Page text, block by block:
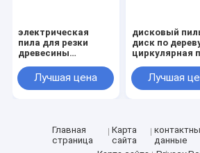
электрическая
пила для резки
древесины
лезвия размером от
ø 100 до 1200 мм
Лучшая цена
дисковый
диск по
циркулярная
отрезные
дереву, для
Лучшая
Главная
страница
Карта
сайта
данные